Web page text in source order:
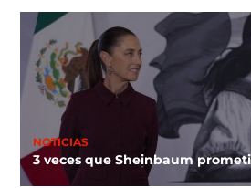
NOTICIAS
3 veces que Sheinbaum